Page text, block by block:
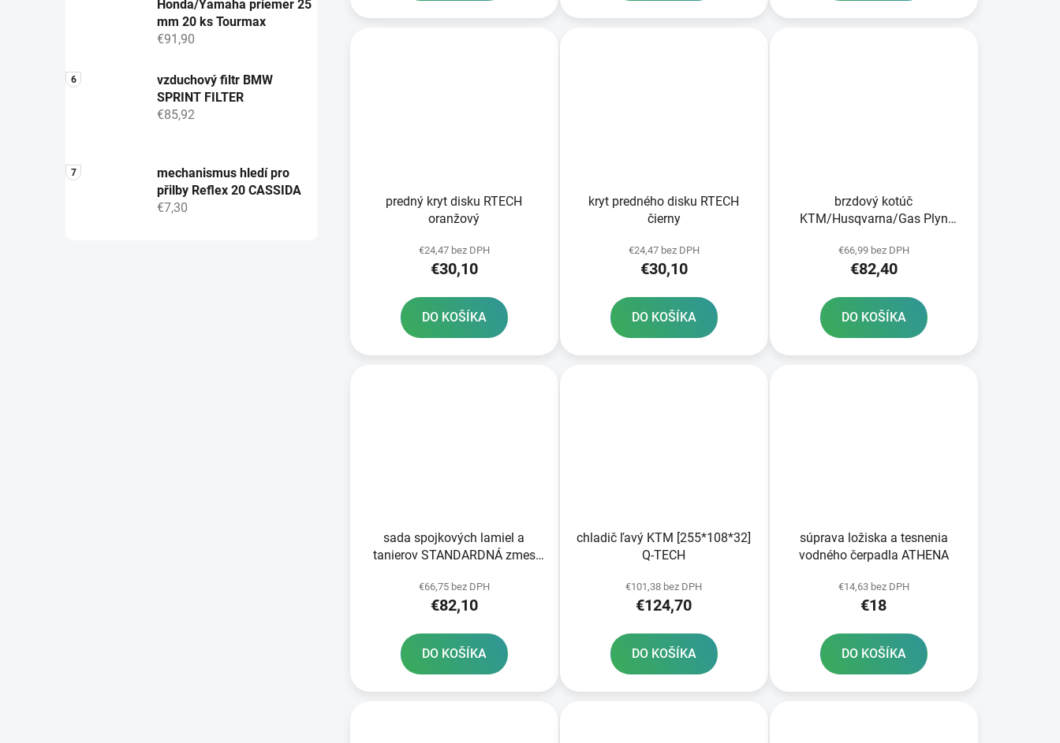
Honda/Yamaha priemer 25
mm 20 ks Tourmax
€91,90
vzduchový filtr BMW
SPRINT FILTER
€85,92
mechanismus hledí pro
přilby Reflex 20 CASSIDA
€7,30
predný kryt disku RTECH
oranžový
€24,47 bez DPH
€30,10
DO KOŠÍKA
kryt predného disku RTECH
čierny
€24,47 bez DPH
€30,10
DO KOŠÍKA
brzdový kotúč
KTM/Husqvarna/Gas Plyn
€66,99 bez DPH
€82,40
DO KOŠÍKA
sada spojkových lamiel a
tanierov STANDARDNÁ zmes
€66,75 bez DPH
€82,10
DO KOŠÍKA
chladič ľavý KTM [255*108*32]
Q-TECH
€101,38 bez DPH
€124,70
DO KOŠÍKA
súprava ložiska a tesnenia
vodného čerpadla ATHENA
€14,63 bez DPH
€18
DO KOŠÍKA